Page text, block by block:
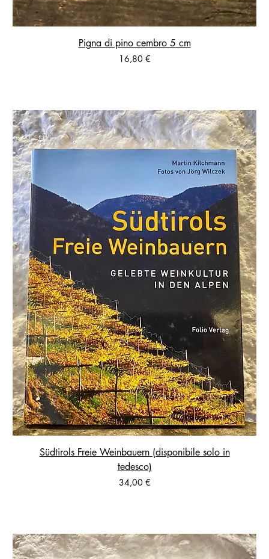
Pigna di pino cembro 5 cm
Prezzo
16,80 €
Südtirols Freie Weinbauern (disponibile solo in
tedesco)
Prezzo
34,00 €